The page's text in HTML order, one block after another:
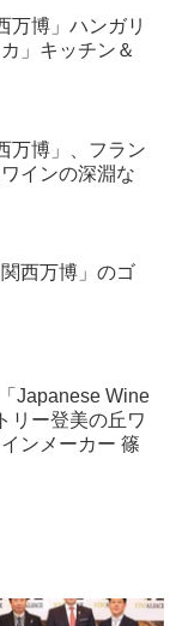
万博」ハンガリ
」キッチン＆
万博」、フラン
インの深淵な
西万博」のゴ
Japanese Wine
リー登美の丘ワ
ンメーカー 篠